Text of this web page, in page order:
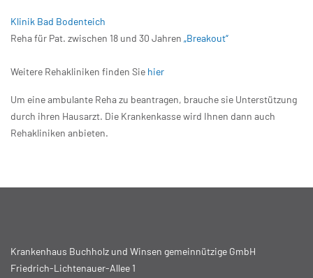
Klinik Bad Bodenteich
Reha für Pat. zwischen 18 und 30 Jahren „Breakout“
Weitere Rehakliniken finden Sie hier
Um eine ambulante Reha zu beantragen, brauche sie Unterstützung
durch ihren Hausarzt. Die Krankenkasse wird Ihnen dann auch
Rehakliniken anbieten.
Krankenhaus Buchholz und Winsen gemeinnützige GmbH
Friedrich-Lichtenauer-Allee 1